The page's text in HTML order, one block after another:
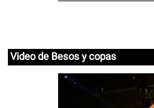
Video de Besos y copas